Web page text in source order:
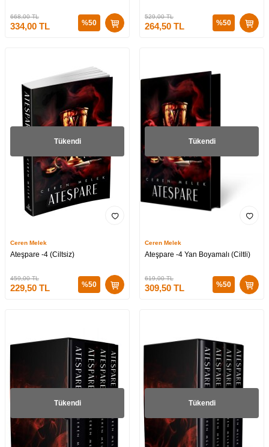
668,00TL
334,00 TL %50
529,00TL
264,50 TL %50
Tükendi
Ceren Melek
Ateşpare -4 (Ciltsiz)
459,00TL
229,50 TL %50
Tükendi
Ceren Melek
Ateşpare -4 Yan Boyamalı (Ciltli)
619,00TL
309,50 TL %50
Tükendi Tükendi